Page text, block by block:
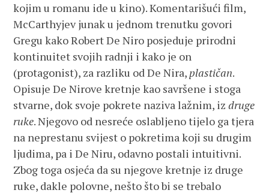
kojim u romanu ide u kino). Komentarišući film,
McCarthyjev junak u jednom trenutku govori
Gregu kako Robert De Niro posjeduje prirodni
kontinuitet svojih radnji i kako je on
(protagonist), za razliku od De Nira, plastičan.
Opisuje De Nirove kretnje kao savršene i stoga
stvarne, dok svoje pokrete naziva lažnim, izdruge
ruke. Njegovo od nesreće oslabljeno tijelo ga tjera
na neprestanu svijest o pokretima koji su drugim
ljudima, pa i De Niru, odavno postali intuitivni.
Zbog toga osjeća da su njegove kretnje iz druge
ruke, dakle polovne, nešto što bi se trebalo